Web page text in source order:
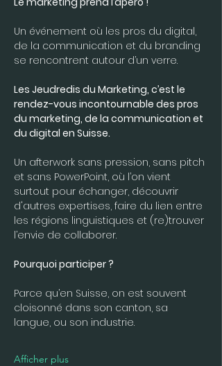
Un événement où les pros du digital,
de la communication et du branding
se rencontrent autour d’un verre.
Les Jeudredis du Marketing, c’est le
rendez-vous incontournable des pros
du marketing, de la communication et
du digital en Suisse.
Un afterwork sans pression, sans pitch
et sans PowerPoint, où l’on vient
surtout pour échanger, découvrir
d'autres expertises, faire du lien entre
les régions linguistiques et (re)trouver
l’envie de collaborer.
Pourquoi participer ?
Parce qu’en Suisse, on est souvent
cloisonné dans son canton, sa
langue, ou son industrie.
Afficher plus